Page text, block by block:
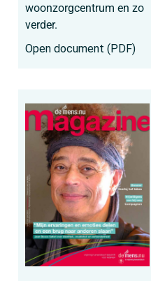
woonzorgcentrum en zo
verder.
Open document (PDF)